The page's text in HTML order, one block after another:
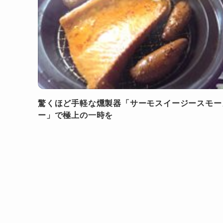
驚くほど手軽な燻製器「サーモスイージースモ
ー」で極上の一時を